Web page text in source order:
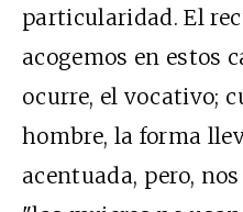
particularidad. El
acogemos en estos
ocurre, el vocativo;
hombre, la forma
acentuada, pero,